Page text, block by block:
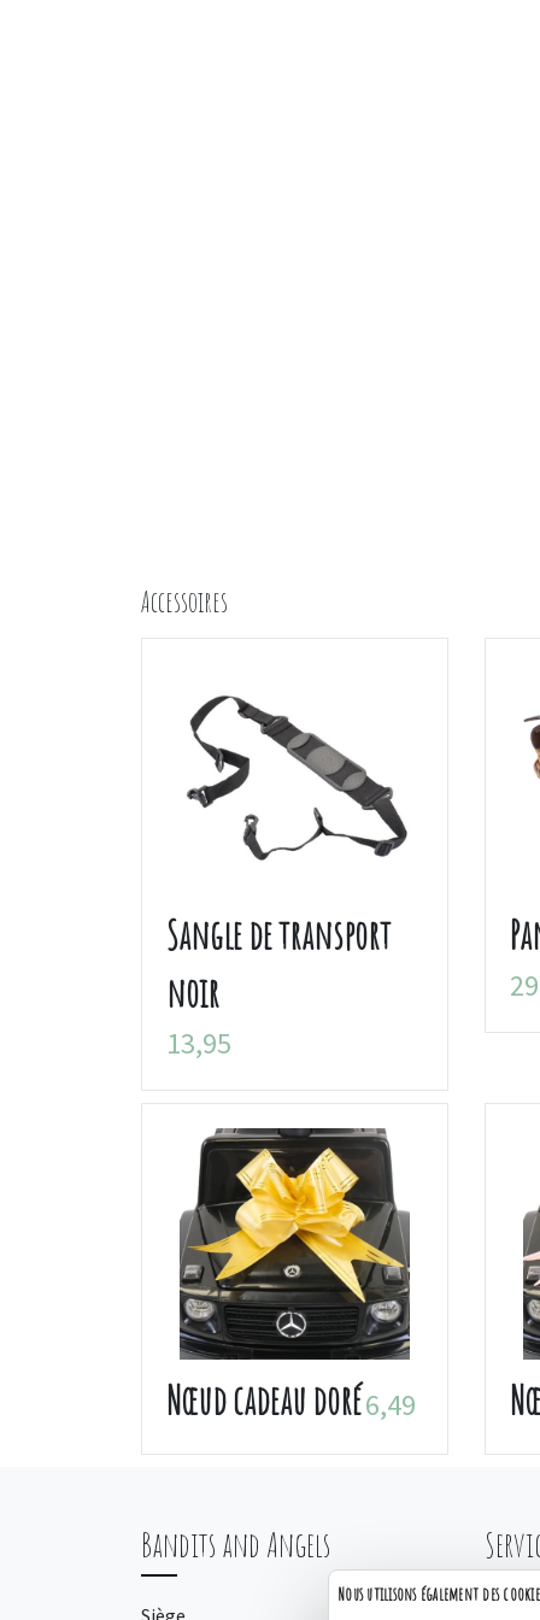
Accessoires
Sangle de transport
noir
13,95
Nœud cadeau doré6,49
Bandits and Angels
Siège
Nous utilisons également des